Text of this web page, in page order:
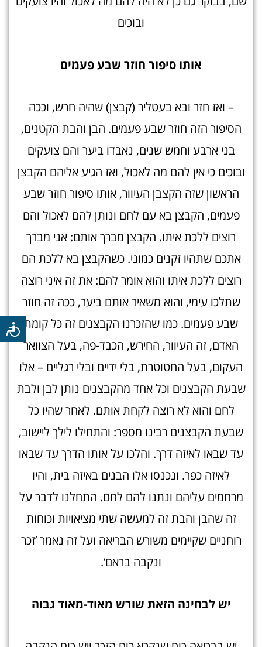
ובוכים
אותו סיפור חוזר שבע פעמים
– ואז חזר ובא בעטליר (קבצן) שהיה חרש, וככה
הסיפור הזה חוזר שבע פעמים. הבן והבת הקטנים,
בני ארבע וחמש שנים, נאבדו ביער והם צועקים
ובוכים כי אין להם מה לאכול, ואז הגיע אליהם הקבצן
הראשון שזה הקצבן העיוור, אותו סיפור חוזר שבע
פעמים, הקבצן בא עם לחם ונותן להם לאכול והם
רוצים ללכת איתו. הקבצן מברך אותם: אני מברך
אתכם שתהיו זקנים כמוני. כשהקבצן בא ללכת הם
רוצים ללכת איתו והוא אומר להם: את זה איני רוצה
שתלכו עימי, והוא משאיר אותם ביער, ככה זה חוזר
שבע פעמים. כמו שהזכרנו הקבצנים זה כל קומת
האדם, זה העיוור, החירש, הכבד-פה, בעל הצוואר
העקום, בעל החטוטרת, בלי ידיים ובלי רגליים – אלו
שבעת הקבצנים וכל אחד מהקבצנים נותן לבן ולבת
לחם והוא לא רוצה לקחת אותם. לאחר שהיו כל
שבעת הקבצנים רבינו מספר: והתחילו לילך ליישוב,
עד שבאו לאיזה דרך. והלכו על אותו הדרך עד שבאו
לאיזה כפר. ונכנסו אלו הבנים באיזה בית, והיו
מרחמים עליהם ונתנו להם לחם. התחלנו לדבר על
זה שהבן והבת זה למעשה שתי מציאויות וכוחות
רוחניים שקיימים משורש הבריאה ועל זה נאמר ’זכר
ונקבה בראם‘.
יש לבחינה הזאת שורש מאוד-מאוד גבוה